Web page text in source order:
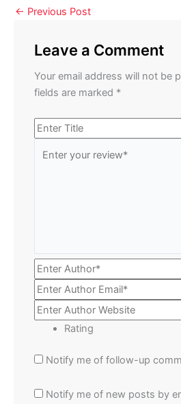
← Previous Post
Leave a Comment
Your email address will not be
fields are marked *
Rating
Notify me of follow-up
Notify me of new posts by